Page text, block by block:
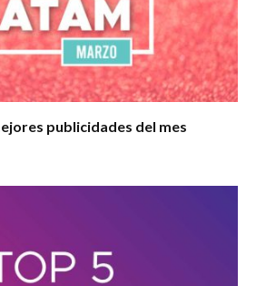
publicidades del mes